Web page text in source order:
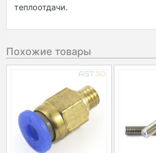
теплоотдачи.
Похожие товары